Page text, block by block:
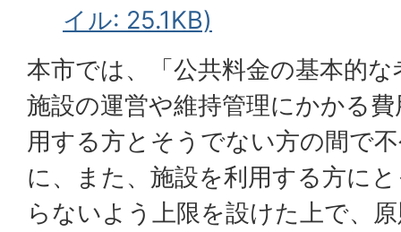
イル: 25.1KB)
本市では、「公共料金の基本的
施設の運営や維持管理にかかる
用する方とそうでない方の間で
に、また、施設を利用する方に
らないよう上限を設けた上で、